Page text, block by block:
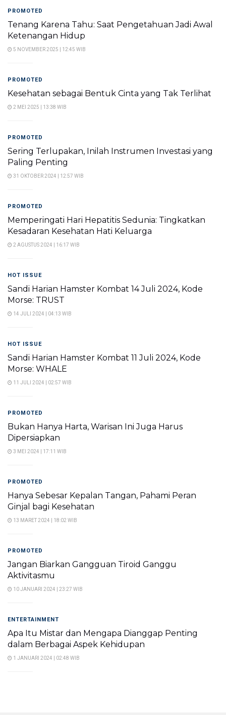
PROMOTED
Tenang Karena Tahu: Saat Pengetahuan Jadi Awal
Ketenangan Hidup
5 NOVEMBER 2025 | 12:45 WIB
PROMOTED
Kesehatan sebagai Bentuk Cinta yang Tak Terlihat
2 MEI 2025 | 13:38 WIB
PROMOTED
Sering Terlupakan, Inilah Instrumen Investasi yang
Paling Penting
31 OKTOBER 2024 | 12:57 WIB
PROMOTED
Memperingati Hari Hepatitis Sedunia: Tingkatkan
Kesadaran Kesehatan Hati Keluarga
2 AGUSTUS 2024 | 16:17 WIB
HOT ISSUE
Sandi Harian Hamster Kombat 14 Juli 2024, Kode
Morse: TRUST
14 JULI 2024 | 04:13 WIB
HOT ISSUE
Sandi Harian Hamster Kombat 11 Juli 2024, Kode
Morse: WHALE
11 JULI 2024 | 02:57 WIB
PROMOTED
Bukan Hanya Harta, Warisan Ini Juga Harus
Dipersiapkan
3 MEI 2024 | 17:11 WIB
PROMOTED
Hanya Sebesar Kepalan Tangan, Pahami Peran
Ginjal bagi Kesehatan
13 MARET 2024 | 18:02 WIB
PROMOTED
Jangan Biarkan Gangguan Tiroid Ganggu
Aktivitasmu
10 JANUARI 2024 | 23:27 WIB
ENTERTAINMENT
Apa Itu Mistar dan Mengapa Dianggap Penting
dalam Berbagai Aspek Kehidupan
1 JANUARI 2024 | 02:48 WIB